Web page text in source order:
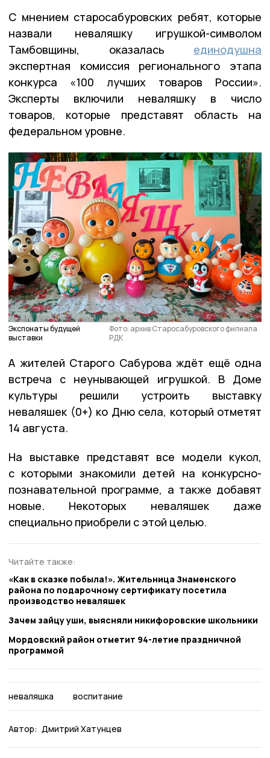
С мнением старосабуровских ребят, которые
назвали неваляшку игрушкой-символом
Тамбовщины, оказалась единодушна
экспертная комиссия регионального этапа
конкурса «100 лучших товаров России».
Эксперты включили неваляшку в число
товаров, которые представят область на
федеральном уровне.
Экспонаты будущей
выставки
Фото: архив Старосабуровского филиала
РДК
А жителей Старого Сабурова ждёт ещё одна
встреча с неунывающей игрушкой. В Доме
культуры решили устроить выставку
неваляшек (0+) ко Дню села, который отметят
14 августа.
На выставке представят все модели кукол,
с которыми знакомили детей на конкурсно-
познавательной программе, а также добавят
новые. Некоторых неваляшек даже
специально приобрели с этой целью.
Читайте также:
«Как в сказке побыла!». Жительница Знаменского
района по подарочному сертификату посетила
производство неваляшек
Зачем зайцу уши, выясняли никифоровские школьники
Мордовский район отметит 94-летие праздничной
программой
неваляшка воспитание
Автор: Дмитрий Хатунцев